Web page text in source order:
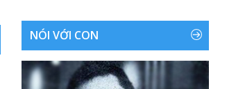
NÓI VỚI CON